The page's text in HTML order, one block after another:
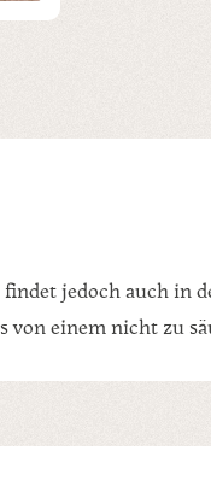
jedoch auch in
einem nicht zu